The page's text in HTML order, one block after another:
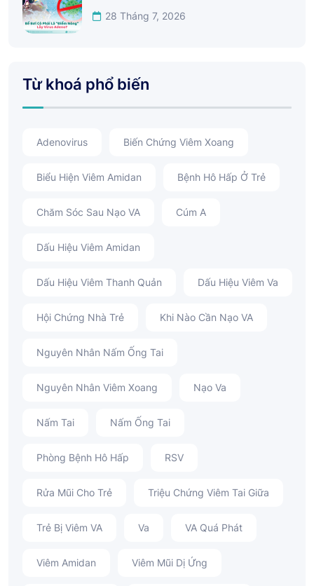
28 Tháng 7, 2026
Từ khoá phổ biến
Adenovirus Biến Chứng Viêm Xoang
Biểu Hiện Viêm Amidan Bệnh Hô Hấp Ở Trẻ
Chăm Sóc Sau Nạo VA Cúm A
Dấu Hiệu Viêm Amidan
Dấu Hiệu Viêm Thanh Quản Dấu Hiệu Viêm Va
Hội Chứng Nhà Trẻ Khi Nào Cần Nạo VA
Nguyên Nhân Nấm Ống Tai
Nguyên Nhân Viêm Xoang Nạo Va
Nấm Tai Nấm Ống Tai
Phòng Bệnh Hô Hấp RSV
Rửa Mũi Cho Trẻ Triệu Chứng Viêm Tai Giữa
Trẻ Bị Viêm VA Va VA Quá Phát
Viêm Amidan Viêm Mũi Dị Ứng